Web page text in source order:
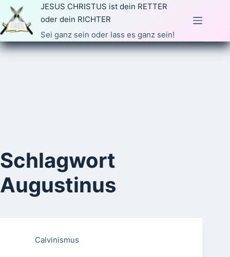
Zum
Inhalt
springen
JESUS CHRISTUS ist dein RETTER
oder dein RICHTER
Sei ganz sein oder lass es ganz sein!
Schlagwort
Augustinus
Calvinismus